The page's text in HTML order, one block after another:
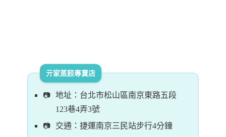
亓家蒸餃專賣店
地址：台北市松山區南京東路五段
123巷4弄3號
交通：捷運南京三民站步行4分鐘